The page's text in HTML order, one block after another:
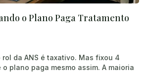
o Plano Paga Tratamento
rol da ANS é taxativo. Mas fixou 4
plano paga mesmo assim. A maioria